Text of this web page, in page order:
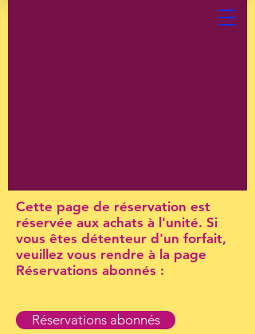
Cette page de réservation est
réservée aux achats à l'unité. Si
vous êtes détenteur d'un forfait,
veuillez vous rendre à la page
Réservations abonnés :
Réservations abonnés